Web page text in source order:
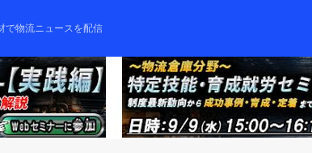
で物流ニュースを配信